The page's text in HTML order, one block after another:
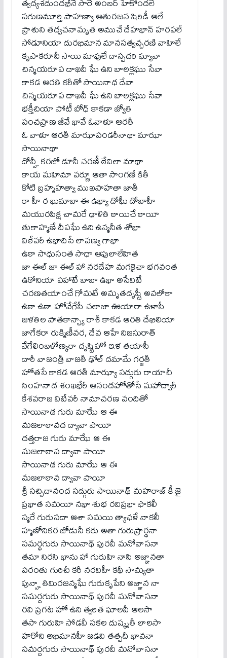
సగుణమూర్తి పాహణ్యా ఆతురజన షిరిడీ ఆలే
ప్రాశుని తద్వచనామృత అముచే దేహభాన్ హరఫలే
సోడూనియా దురభిమాన మానసత్వచ్చరణి వాహిలే
కృపాకరూనీ సాయి మావులే దాస్పదరి ఘ్యావా
చిన్మయరూప దాఖవీ ఘే ఉని బాలక్లఘు సేవా
కాకడ ఆరతి కరీతో సాయినాధ దేవా
చిన్మయరూప దాఖవీ ఘే ఉని బాలక్లఘు సేవా
భక్తీచియా పోటీ బోధ్ కాకడా జ్యోతి
పంచప్రాణ జీవే భావే ఓవాళూ ఆరతీ
ఓ వాళూ ఆరతీ మాఝాపండరీనాథా మాఝా
సాయినాథా
దోన్హీ కరజో డూనీ చరణీ ఠేవిలా మాథా
కాయ మహిమా వర్ణూ ఆతా సాంగణే కితీ
కోటి బ్రహ్మహత్యా ముఖపాహతా జాతీ
రా హీ ర ఖుమాబా ఈ ఉభ్యా దోఘీ దోబాహీ
మయురపిక్ష చామరే ఢాళితి ఠాయిచే ఠాయీ
తుకాహ్మణే దీపఘే ఉని ఉన్మనీత శోభా
విఠేవరీ ఉభాదిసే లావణ్య గాభా
ఉఠా సాధుసంత సాధా ఆపులాలేహిత
జా ఈల్ జా ఈల్ హా నరదేహ మగకైచా భగవంత
ఉఠోనియా పహాటే బాబా ఉభా అసేవిటే
చరణతయాంచే గోమటే అమృతదృష్టీ అవలోకా
ఉఠా ఉఠా హోవేగేసీ చలాజా ఊయారా ఉళాసీ
జళతిల పాతకాన్చ్యా రాశీ కాకడ ఆరతి దేఖిలియా
జాగేకరా రుక్మిణీవర, దేవ ఆహే నిజసురాత్
వేగేలింబళోణ్కరా దృష్టిహో ఇళ తయాసీ
దారీ వాజంత్రీ వాజతీ ఢోల్ దమామే గర్జతీ
హోతసే కాకడ ఆరతీ మాఝ్యా సద్గురు రాయాచీ
సింహనాద శంఖభేరీ ఆనందహోతోసే మహాద్వారీ
కేశవరాజ విటేవరీ నామాచరణ వందితో
సాయినాథ గురు మాఝే ఆ ఈ
మజలాఠావద ద్యావా పాయీ
దత్తరాజ గురు మాఝే ఆ ఈ
మజలాఠావ ద్యావా పాయీ
సాయినాథ గురు మాఝే ఆ ఈ
మజలాఠావ ద్యావా పాయీ
శ్రీ సచ్చిదానంద సద్గురు సాయినాథ్ మహరాజ్ కీ జై
ప్రభాత సమయీ నభా శుభ రవిప్రభా ఫాకలీ
స్మరే గురుసదా ఆశా సమయి త్యాఛళే నాకలీ
హ్మణోనికర జోడునీ కరు అతా గురుప్రార్థనా
సమర్థగురు సాయినాథ్ పురవీ మనోవాసనా
తమా నిరసి భాను హా గురుహి నాసి అజ్ఞానతా
పరంతు గురిచీ కరీ నరవిహీ కథీ సామ్యతా
పున్హా తిమిరజన్మఘే గురుకృపేని అజ్ఞాన నా
సమర్దగురు సాయినాథ్ పురవీ మనోవాసనా
రవి ప్రగట హో ఉని త్వరిత ఘాలవీ ఆలసా
తసా గురుహి సోడవీ సకల దుష్కృతీ లాలసా
హరోని అభిమానహీ జడవి తత్పదీ భావనా
సమర్దగురు సాయినాథ్ పురవీ మనోవాసనా